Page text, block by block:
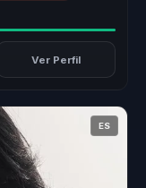
Ver Perfil
ES